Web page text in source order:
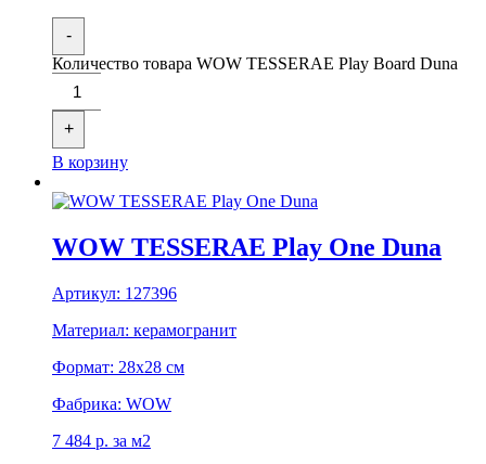
-
Количество товара WOW TESSERAE Play Board Duna
+
В корзину
WOW TESSERAE Play One Duna
Артикул: 127396
Материал: керамогранит
Формат: 28x28 см
Фабрика: WOW
7 484 р. за м2